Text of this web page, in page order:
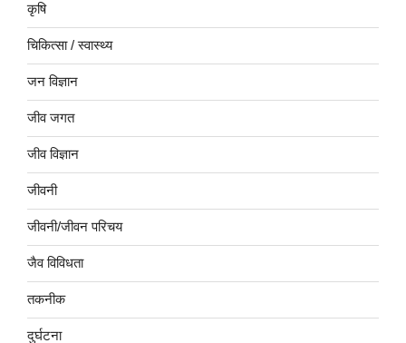
कृषि
चिकित्सा / स्वास्थ्य
जन विज्ञान
जीव जगत
जीव विज्ञान
जीवनी
जीवनी/जीवन परिचय
जैव विविधता
तकनीक
दुर्घटना